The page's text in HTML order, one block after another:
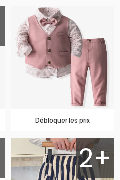
Débloquer les prix
2+